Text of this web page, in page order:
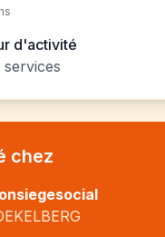
d'activité
chez